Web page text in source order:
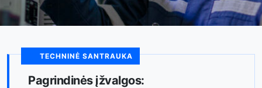
TECHNINĖ SANTRAUKA
Pagrindinės įžvalgos: